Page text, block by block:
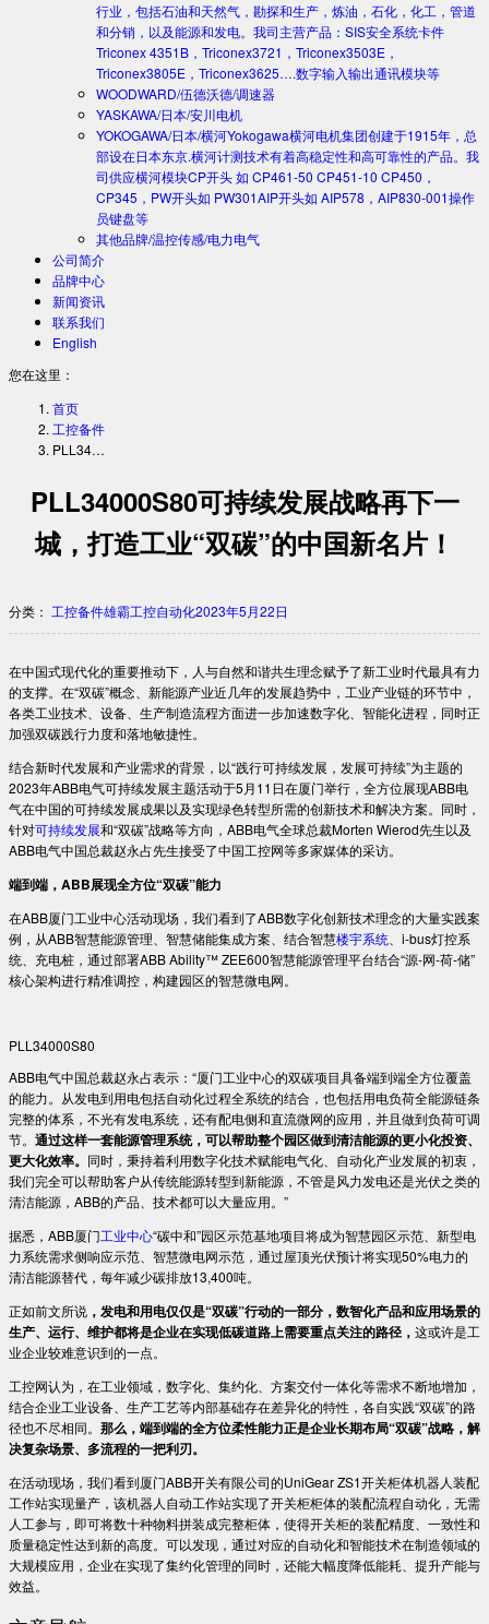
行业，包括石油和天然气，勘探和生产，炼油，石化，化工，管道
和分销，以及能源和发电。我司主营产品：SIS安全系统卡件
Triconex 4351B，Triconex3721，Triconex3503E，
Triconex3805E，Triconex3625….数字输入输出通讯模块等
WOODWARD/伍德沃德/调速器
YASKAWA/日本/安川电机
YOKOGAWA/日本/横河Yokogawa横河电机集团创建于1915年，总
部设在日本东京.横河计测技术有着高稳定性和高可靠性的产品。我
司供应横河模块CP开头 如 CP461-50 CP451-10 CP450，
CP345，PW开头如 PW301AIP开头如 AIP578，AIP830-001操作
员键盘等
其他品牌/温控传感/电力电气
公司简介
品牌中心
新闻资讯
联系我们
English
您在这里：
首页
工控备件
PLL34…
PLL34000S80可持续发展战略再下一
城，打造工业“双碳”的中国新名片！
分类： 工控备件雄霸工控自动化2023年5月22日
在中国式现代化的重要推动下，人与自然和谐共生理念赋予了新工业时代最具有力
的支撑。在“双碳”概念、新能源产业近几年的发展趋势中，工业产业链的环节中，
各类工业技术、设备、生产制造流程方面进一步加速数字化、智能化进程，同时正
加强双碳践行力度和落地敏捷性。
结合新时代发展和产业需求的背景，以“践行可持续发展，发展可持续”为主题的
2023年ABB电气可持续发展主题活动于5月11日在厦门举行，全方位展现ABB电
气在中国的可持续发展成果以及实现绿色转型所需的创新技术和解决方案。同时，
针对可持续发展和“双碳”战略等方向，ABB电气全球总裁Morten Wierod先生以及
ABB电气中国总裁赵永占先生接受了中国工控网等多家媒体的采访。
端到端 ， ABB展现全方位“双碳”能力
在ABB厦门工业中心活动现场，我们看到了ABB数字化创新技术理念的大量实践案
例，从ABB智慧能源管理、智慧储能集成方案、结合智慧楼宇系统 、i-bus灯控系
统、充电桩，通过部署ABB Ability™ ZEE600智慧能源管理平台结合“源-网-荷-储”
核心架构进行精准调控，构建园区的智慧微电网。
PLL34000S80
ABB电气中国总裁赵永占表示：“厦门工业中心的双碳项目具备端到端全方位覆盖
的能力。从发电到用电包括自动化过程全系统的结合，也包括用电负荷全能源链条
完整的体系，不光有发电系统，还有配电侧和直流微网的应用，并且做到负荷可调
节。 通过这样一套能源管理系统，可以帮助整个园区做到清洁能源的更小化投资、
更大化效率。 同时，秉持着利用数字化技术赋能电气化、自动化产业发展的初衷，
我们完全可以帮助客户从传统能源转型到新能源，不管是风力发电还是光伏之类的
清洁能源，ABB的产品、技术都可以大量应用。”
据悉，ABB厦门工业中心“碳中和”园区示范基地项目将成为智慧园区示范、新型电
力系统需求侧响应示范、智慧微电网示范，通过屋顶光伏预计将实现50%电力的
清洁能源替代，每年减少碳排放13,400吨。
正如前文所说 ，发电和用电仅仅是“双碳”行动的一部分，数智化产品和应用场景的
生产、运行、维护都将是企业在实现低碳道路上需要重点关注的路径， 这或许是工
业企业较难意识到的一点。
工控网认为，在工业领域，数字化、集约化、方案交付一体化等需求不断地增加，
结合企业工业设备、生产工艺等内部基础存在差异化的特性，各自实践“双碳”的路
径也不尽相同。 那么， 端到端的全方位柔性能力正是企业长期布局“双碳”战略，解
决复杂场景、多流程的一把利刃。
在活动现场，我们看到厦门ABB开关有限公司的UniGear ZS1开关柜体机器人装配
工作站实现量产，该机器人自动工作站实现了开关柜柜体的装配流程自动化，无需
人工参与，即可将数十种物料拼装成完整柜体，使得开关柜的装配精度、一致性和
质量稳定性达到新的高度。可以发现，通过对应的自动化和智能技术在制造领域的
大规模应用，企业在实现了集约化管理的同时，还能大幅度降低能耗、提升产能与
效益。